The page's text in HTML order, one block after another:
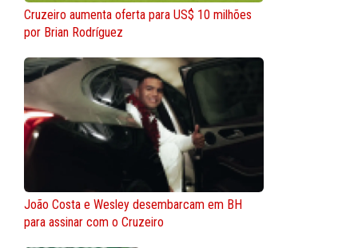
Cruzeiro aumenta oferta para US$ 10 milhões
por Brian Rodríguez
João Costa e Wesley desembarcam em BH
para assinar com o Cruzeiro